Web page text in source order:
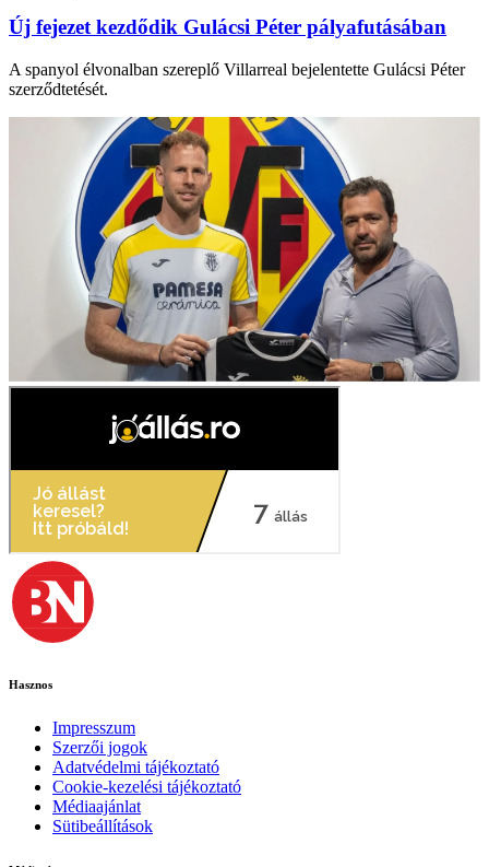
Új fejezet kezdődik Gulácsi Péter pályafutásában
A spanyol élvonalban szereplő Villarreal bejelentette Gulácsi Péter
szerződtetését.
Hasznos
Impresszum
Szerzői jogok
Adatvédelmi tájékoztató
Cookie-kezelési tájékoztató
Médiaajánlat
Sütibeállítások